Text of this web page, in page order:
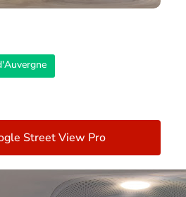
Street View Pro